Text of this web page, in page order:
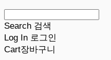
Search 검색
Log In 로그인
Cart장바구니